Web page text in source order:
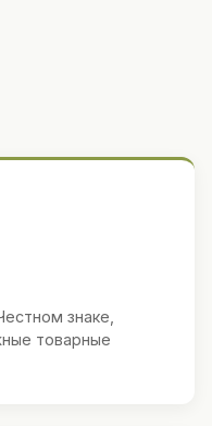
знаке,
товарные